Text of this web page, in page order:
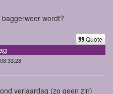
wordt?
Quote
verjaardag (zo geen zin)